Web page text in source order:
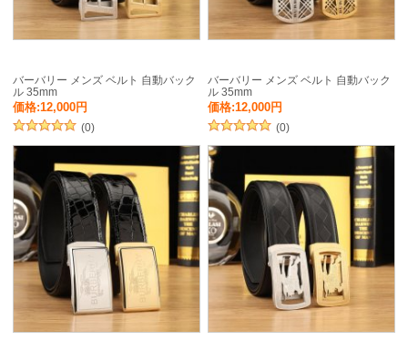
バーバリー メンズ ベルト 自動バック
ル 35mm
価格:12,000円
(0)
バーバリー メンズ ベルト 自動バック
ル 35mm
価格:12,000円
(0)